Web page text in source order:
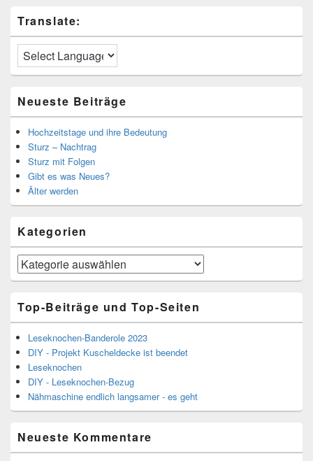
Translate:
Neueste Beiträge
Hochzeitstage und ihre Bedeutung
Sturz – Nachtrag
Sturz mit Folgen
Gibt es was Neues?
Älter werden
Kategorien
Kategorien
Top-Beiträge und Top-Seiten
Leseknochen-Banderole 2023
DIY - Projekt Kuscheldecke ist beendet
Leseknochen
DIY - Leseknochen-Bezug
Nähmaschine endlich langsamer - es geht
Neueste Kommentare